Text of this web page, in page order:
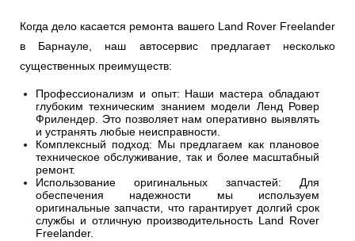
Когда дело касается ремонта вашего Land Rover Freelander
в Барнауле, наш автосервис предлагает несколько
существенных преимуществ:
Профессионализм и опыт: Наши мастера обладают
глубоким техническим знанием модели Ленд Ровер
Фрилендер. Это позволяет нам оперативно выявлять
и устранять любые неисправности.
Комплексный подход: Мы предлагаем как плановое
техническое обслуживание, так и более масштабный
ремонт.
Использование оригинальных запчастей: Для
обеспечения надежности мы используем
оригинальные запчасти, что гарантирует долгий срок
службы и отличную производительность Land Rover
Freelander.